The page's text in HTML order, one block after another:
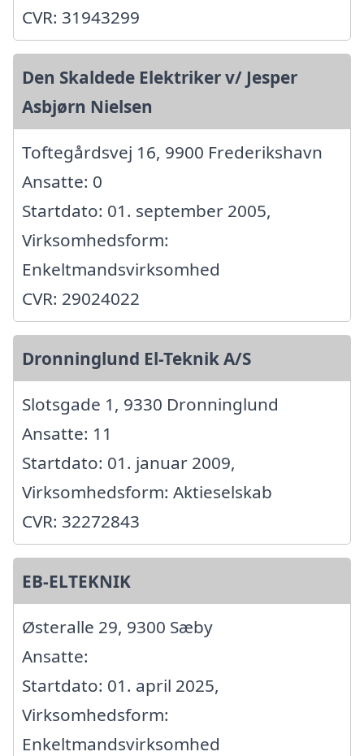
CVR: 31943299
Den Skaldede Elektriker v/ Jesper
Asbjørn Nielsen
Toftegårdsvej 16, 9900 Frederikshavn
Ansatte: 0
Startdato: 01. september 2005,
Virksomhedsform:
Enkeltmandsvirksomhed
CVR: 29024022
Dronninglund El-Teknik A/S
Slotsgade 1, 9330 Dronninglund
Ansatte: 11
Startdato: 01. januar 2009,
Virksomhedsform: Aktieselskab
CVR: 32272843
EB-ELTEKNIK
Østeralle 29, 9300 Sæby
Ansatte:
Startdato: 01. april 2025,
Virksomhedsform:
Enkeltmandsvirksomhed